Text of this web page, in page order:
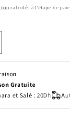
calculés à l'étape de
Gratuite
et Salé : 20Dh